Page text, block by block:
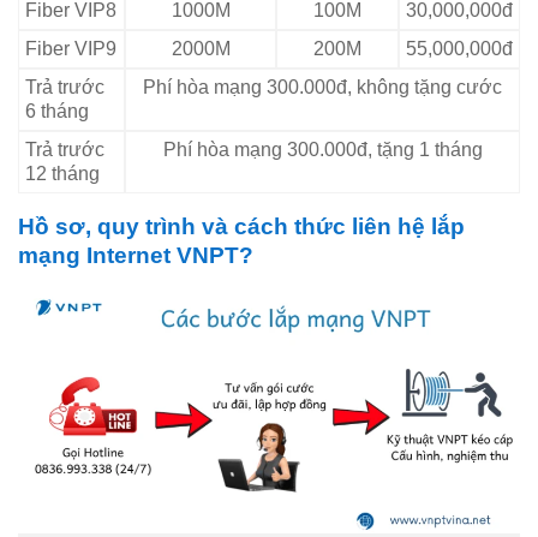
Fiber VIP8
1000M 100M
30,000,000đ
Fiber VIP9
2000M 200M
55,000,000đ
Trả trước
6 tháng
Phí hòa mạng 300.000đ, không tặng cước
Trả trước
12 tháng
Phí hòa mạng 300.000đ, tặng 1 tháng
Hồ sơ, quy trình và cách thức liên hệ lắp
mạng Internet VNPT?